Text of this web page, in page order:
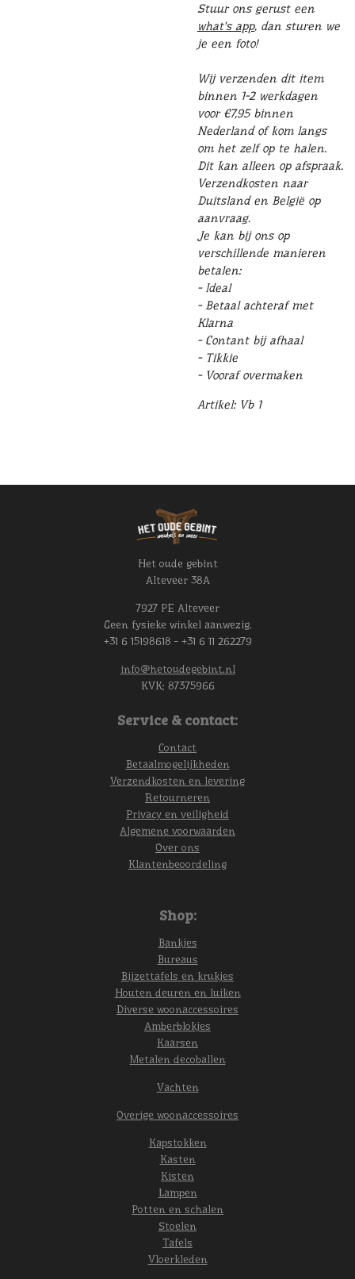
Stuur ons gerust een
what's app, dan sturen we
je een foto!
Wij verzenden dit item
binnen 1-2 werkdagen
voor €7,95 binnen
Nederland of kom langs
om het zelf op te halen.
Dit kan alleen op afspraak.
Verzendkosten naar
Duitsland en België op
aanvraag.
Je kan bij ons op
verschillende manieren
betalen:
- Ideal
- Betaal achteraf met
Klarna
- Contant bij afhaal
- Tikkie
- Vooraf overmaken
Artikel: Vb 1
Het oude gebint
Alteveer 38A
7927 PE Alteveer
Geen fysieke winkel aanwezig.
+31 6 15198618 - +31 6 11 262279
info@hetoudegebint.nl
KVK: 87375966
Service & contact:
Contact
Betaalmogelijkheden
Verzendkosten en levering
Retourneren
Privacy en veiligheid
Algemene voorwaarden
Over ons
Klantenbeoordeling
Shop:
Bankjes
Bureaus
Bijzettafels en krukjes
Houten deuren en luiken
Diverse woonaccessoires
Amberblokjes
Kaarsen
Metalen decoballen
Vachten
Overige woonaccessoires
Kapstokken
Kasten
Kisten
Lampen
Potten en schalen
Stoelen
Tafels
Vloerkleden